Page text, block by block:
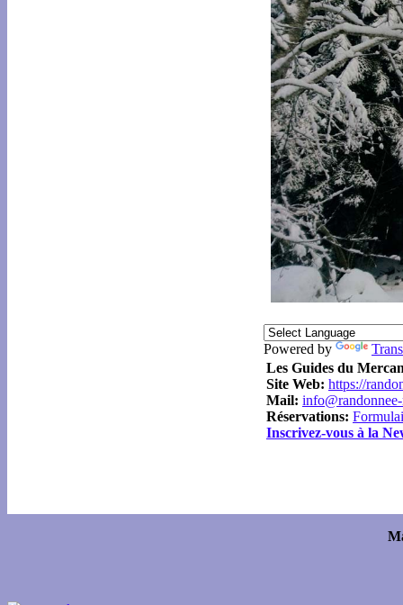
Powered by
Les Guides du
Site Web: https://
Mail:
Réservations:
Inscrivez-vous à la